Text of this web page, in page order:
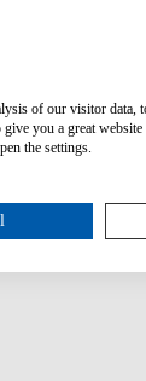
of our visitor data,
give you a great
the settings.